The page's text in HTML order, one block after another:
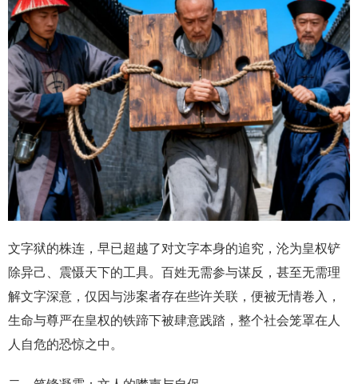
文字狱的株连，早已超越了对文字本身的追究，沦为皇权铲
除异己、震慑天下的工具。百姓无需参与谋反，甚至无需理
解文字深意，仅因与涉案者存在些许关联，便被无情卷入，
生命与尊严在皇权的铁蹄下被肆意践踏，整个社会笼罩在人
人自危的恐惊之中。